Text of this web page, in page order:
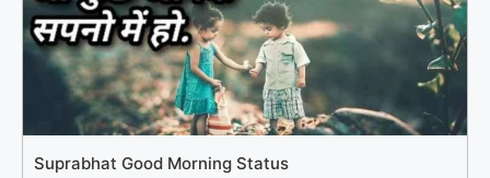
Suprabhat Good Morning Status